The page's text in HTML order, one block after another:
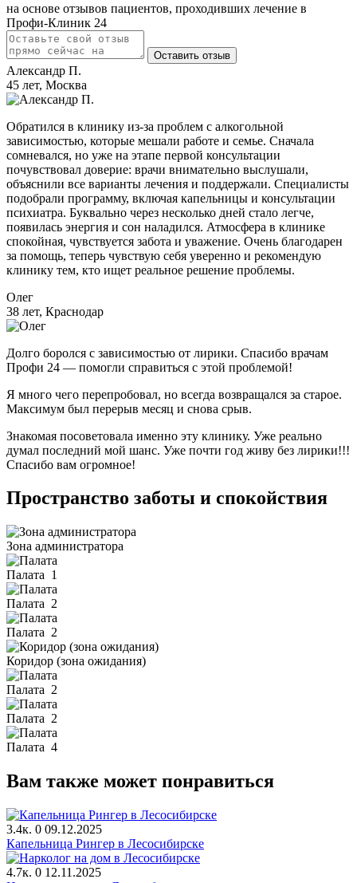
на основе отзывов пациентов, проходивших лечение в
Профи-Клиник 24
Оставить отзыв
Александр П.
45 лет, Москва
Обратился в клинику из-за проблем с алкогольной
зависимостью, которые мешали работе и семье. Сначала
сомневался, но уже на этапе первой консультации
почувствовал доверие: врачи внимательно выслушали,
объяснили все варианты лечения и поддержали. Специалисты
подобрали программу, включая капельницы и консультации
психиатра. Буквально через несколько дней стало легче,
появилась энергия и сон наладился. Атмосфера в клинике
спокойная, чувствуется забота и уважение. Очень благодарен
за помощь, теперь чувствую себя уверенно и рекомендую
клинику тем, кто ищет реальное решение проблемы.
Олег
38 лет, Краснодар
Долго боролся с зависимостью от лирики. Спасибо врачам
Профи 24 — помогли справиться с этой проблемой!
Я много чего перепробовал, но всегда возвращался за старое.
Максимум был перерыв месяц и снова срыв.
Знакомая посоветовала именно эту клинику. Уже реально
думал последний мой шанс. Уже почти год живу без лирики!!!
Спасибо вам огромное!
Пространство заботы и спокойствия
Зона администратора
Палата 1
Палата 2
Палата 2
Коридор (зона ожидания)
Палата 2
Палата 2
Палата 4
Вам также может понравиться
3.4к. 0 09.12.2025
Капельница Рингер в Лесосибирске
4.7к. 0 12.11.2025